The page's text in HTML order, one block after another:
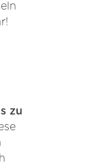
zu